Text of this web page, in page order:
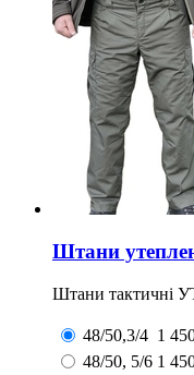
Штани
Штани тактичні
48/50,3/4 1
48/50, 5/6 1